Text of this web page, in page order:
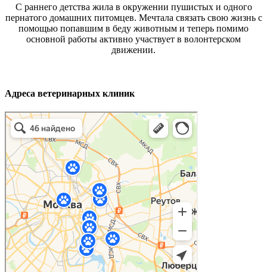
С раннего детства жила в окружении пушистых и одного
пернатого домашних питомцев. Мечтала связать свою жизнь с
помощью попавшим в беду животным и теперь помимо
основной работы активно участвует в волонтерском
движении.
Адреса ветеринарных клиник